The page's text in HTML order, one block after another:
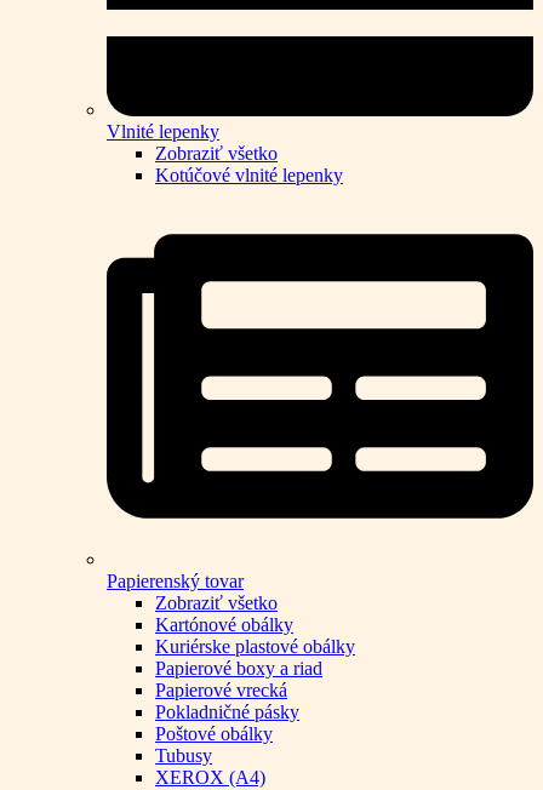
Vlnité lepenky
Zobraziť všetko
Kotúčové vlnité lepenky
Papierenský tovar
Zobraziť všetko
Kartónové obálky
Kuriérske plastové obálky
Papierové boxy a riad
Papierové vrecká
Pokladničné pásky
Poštové obálky
Tubusy
XEROX (A4)